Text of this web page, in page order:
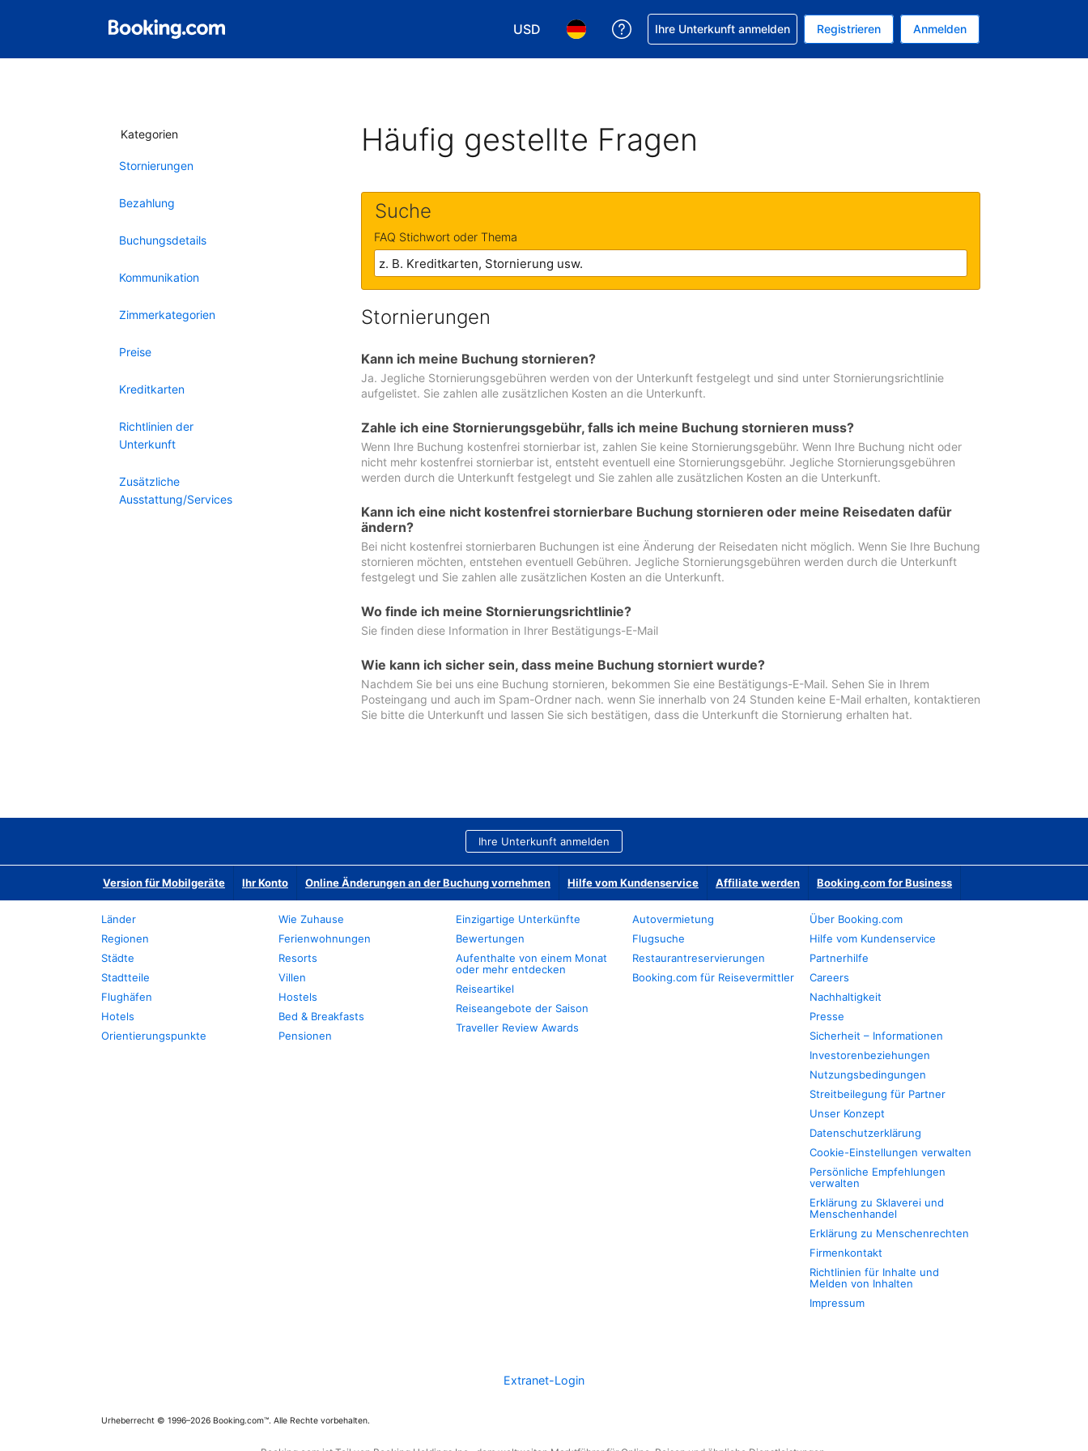
USD
Wählen Sie Ihre Währung. Ihre aktuelle Währung ist US-Dollar
Wählen Sie Ihre Sprache. Ihre aktuelle Sprache ist Deutsch
Hilfe bei Ihrer Buchung erhalten
Ihre Unterkunft anmelden Registrieren Anmelden
Kategorien
Stornierungen
Bezahlung
Buchungsdetails
Kommunikation
Zimmerkategorien
Preise
Kreditkarten
Richtlinien der
Unterkunft
Zusätzliche
Ausstattung/Services
Häufig gestellte Fragen
Suche
FAQ Stichwort oder Thema
Stornierungen
Kann ich meine Buchung stornieren?
Ja. Jegliche Stornierungsgebühren werden von der Unterkunft festgelegt und sind unter Stornierungsrichtlinie
aufgelistet. Sie zahlen alle zusätzlichen Kosten an die Unterkunft.
Zahle ich eine Stornierungsgebühr, falls ich meine Buchung stornieren muss?
Wenn Ihre Buchung kostenfrei stornierbar ist, zahlen Sie keine Stornierungsgebühr. Wenn Ihre Buchung nicht oder
nicht mehr kostenfrei stornierbar ist, entsteht eventuell eine Stornierungsgebühr. Jegliche Stornierungsgebühren
werden durch die Unterkunft festgelegt und Sie zahlen alle zusätzlichen Kosten an die Unterkunft.
Kann ich eine nicht kostenfrei stornierbare Buchung stornieren oder meine Reisedaten dafür
ändern?
Bei nicht kostenfrei stornierbaren Buchungen ist eine Änderung der Reisedaten nicht möglich. Wenn Sie Ihre Buchung
stornieren möchten, entstehen eventuell Gebühren. Jegliche Stornierungsgebühren werden durch die Unterkunft
festgelegt und Sie zahlen alle zusätzlichen Kosten an die Unterkunft.
Wo finde ich meine Stornierungsrichtlinie?
Sie finden diese Information in Ihrer Bestätigungs-E-Mail
Wie kann ich sicher sein, dass meine Buchung storniert wurde?
Nachdem Sie bei uns eine Buchung stornieren, bekommen Sie eine Bestätigungs-E-Mail. Sehen Sie in Ihrem
Posteingang und auch im Spam-Ordner nach. wenn Sie innerhalb von 24 Stunden keine E-Mail erhalten, kontaktieren
Sie bitte die Unterkunft und lassen Sie sich bestätigen, dass die Unterkunft die Stornierung erhalten hat.
Ihre Unterkunft anmelden
Version für Mobilgeräte Ihr Konto Online Änderungen an der Buchung vornehmen Hilfe vom Kundenservice Affiliate werden Booking.com for Business
Länder
Regionen
Städte
Stadtteile
Flughäfen
Hotels
Orientierungspunkte
Wie Zuhause
Ferienwohnungen
Resorts
Villen
Hostels
Bed & Breakfasts
Pensionen
Einzigartige Unterkünfte
Bewertungen
Aufenthalte von einem Monat
oder mehr entdecken
Reiseartikel
Reiseangebote der Saison
Traveller Review Awards
Autovermietung
Flugsuche
Restaurantreservierungen
Booking.com für Reisevermittler
Über Booking.com
Hilfe vom Kundenservice
Partnerhilfe
Careers
Nachhaltigkeit
Presse
Sicherheit – Informationen
Investorenbeziehungen
Nutzungsbedingungen
Streitbeilegung für Partner
Unser Konzept
Datenschutzerklärung
Cookie-Einstellungen verwalten
Persönliche Empfehlungen
verwalten
Erklärung zu Sklaverei und
Menschenhandel
Erklärung zu Menschenrechten
Firmenkontakt
Richtlinien für Inhalte und
Melden von Inhalten
Impressum
Extranet-Login
Urheberrecht © 1996–2026 Booking.com™. Alle Rechte vorbehalten.